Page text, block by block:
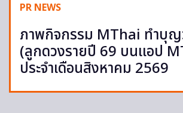
PR NEWS
ภาพกิจกรรม MThai ทำบุญ
(ลูกดวงรายปี 69 บนแอป
ประจำเดือนสิงหาคม 2569